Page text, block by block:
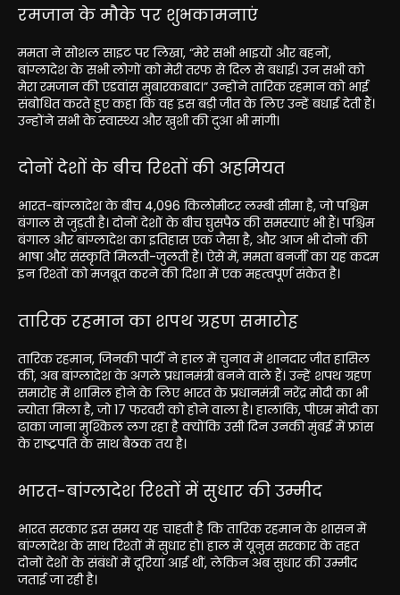
रमजान के मौके पर शुभकामनाएं
ममता ने सोशल साइट पर लिखा, “मेरे सभी भाइयों और बहनों,
बांग्लादेश के सभी लोगों को मेरी तरफ से दिल से बधाई। उन सभी को
मेरा रमजान की एडवांस मुबारकबाद।” उन्होंने तारिक रहमान को भाई
संबोधित करते हुए कहा कि वह इस बड़ी जीत के लिए उन्हें बधाई देती हैं।
उन्होंने सभी के स्वास्थ्य और खुशी की दुआ भी मांगी।
दोनों देशों के बीच रिश्तों की अहमियत
भारत-बांग्लादेश के बीच 4,096 किलोमीटर लम्बी सीमा है, जो पश्चिम
बंगाल से जुड़ती है। दोनों देशों के बीच घुसपैठ की समस्याएं भी हैं। पश्चिम
बंगाल और बांग्लादेश का इतिहास एक जैसा है, और आज भी दोनों की
भाषा और संस्कृति मिलती-जुलती हैं। ऐसे में, ममता बनर्जी का यह कदम
इन रिश्तों को मजबूत करने की दिशा में एक महत्वपूर्ण संकेत है।
तारिक रहमान का शपथ ग्रहण समारोह
तारिक रहमान, जिनकी पार्टी ने हाल में चुनाव में शानदार जीत हासिल
की, अब बांग्लादेश के अगले प्रधानमंत्री बनने वाले हैं। उन्हें शपथ ग्रहण
समारोह में शामिल होने के लिए भारत के प्रधानमंत्री नरेंद्र मोदी का भी
न्योता मिला है, जो 17 फरवरी को होने वाला है। हालांकि, पीएम मोदी का
ढाका जाना मुश्किल लग रहा है क्योंकि उसी दिन उनकी मुंबई में फ्रांस
के राष्ट्रपति के साथ बैठक तय है।
भारत-बांग्लादेश रिश्तों में सुधार की उम्मीद
भारत सरकार इस समय यह चाहती है कि तारिक रहमान के शासन में
बांग्लादेश के साथ रिश्तों में सुधार हो। हाल में यूनुस सरकार के तहत
दोनों देशों के संबंधों में दूरियां आई थीं, लेकिन अब सुधार की उम्मीद
जताई जा रही है।